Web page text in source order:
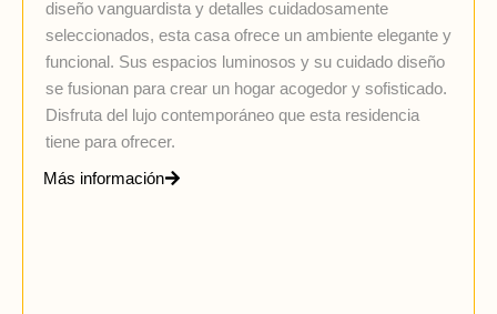
diseño vanguardista y detalles cuidadosamente
seleccionados, esta casa ofrece un ambiente elegante y
funcional. Sus espacios luminosos y su cuidado diseño
se fusionan para crear un hogar acogedor y sofisticado.
Disfruta del lujo contemporáneo que esta residencia
tiene para ofrecer.
Más información